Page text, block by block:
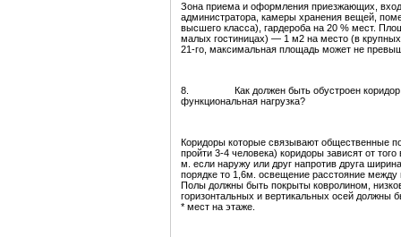
Зона приема и оформления приезжающих,
администратора, камеры хранения вещей,
высшего класса), гардероба на 20 % мест.
малых гостиницах) — 1 м2 на место (в
21-го, максимальная площадь может не
8. Как должен быть обустроен коридор
функциональная нагрузка?
Коридоры которые связывают общественные
пройти 3-4 человека) коридоры зависят от
м. если наружу или друг напротив друга
порядке то 1,6м. освещение расстояние
Полы должны быть покрыты ковролином,
горизонтальных и вертикальных осей должны
* мест на этаже.